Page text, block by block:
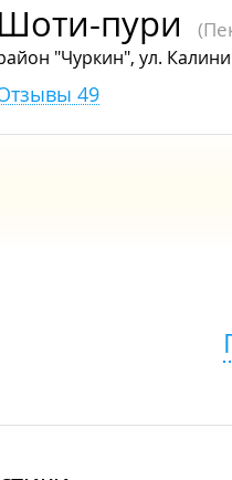
Шоти-пури
"Чуркин", ул.
49